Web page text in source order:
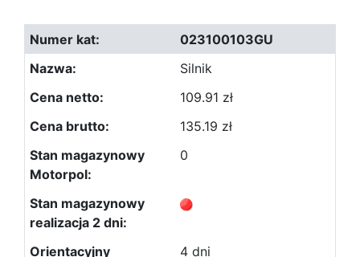
023100103GU
Silnik
109.91 zł
135.19 zł
0
4 dni